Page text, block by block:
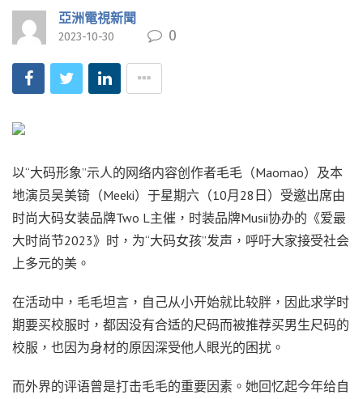
亞洲電視新聞
2023-10-30 0
以“大码形象”示人的网络内容创作者毛毛（Maomao）及本
地演员吴美锜（Meeki）于星期六（10月28日）受邀出席由
时尚大码女装品牌Two L主催，时装品牌Musii协办的《爱最
大时尚节2023》时，为“大码女孩”发声，呼吁大家接受社会
上多元的美。
在活动中，毛毛坦言，自己从小开始就比较胖，因此求学时
期要买校服时，都因没有合适的尺码而被推荐买男生尺码的
校服，也因为身材的原因深受他人眼光的困扰。
而外界的评语曾是打击毛毛的重要因素。她回忆起今年给自